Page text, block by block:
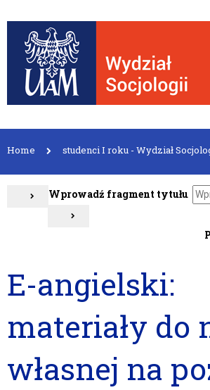
Home studenci I roku - Wydział
Wprowadź fragment tytułu
E-angielski:
materiały do
własnej na